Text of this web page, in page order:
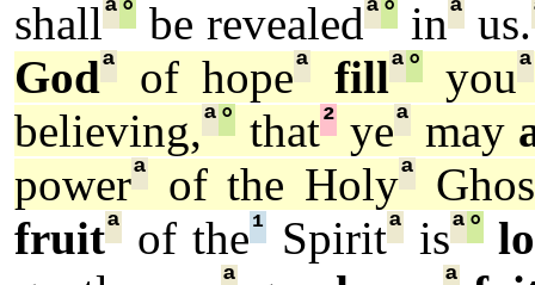
shallª° be revealedª° inª us.
Godª of hopeª fillª°youª
believing,ª° that²yeª may
powerª of the Holyª
fruitª of the¹Spiritªisª°